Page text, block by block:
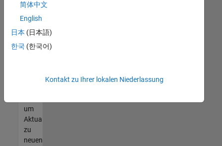
die
Ihren
entsprechen,
werden
unseres
um
Aktualisierungen
zu
neuen
简体中文
English
日本 (日本語)
한국 (한국어)
Kontakt zu Ihrer lokalen Niederlassung